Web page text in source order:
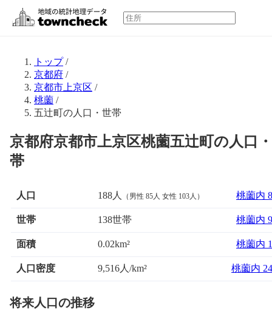
トップ/
京都府 /
京都市上京区 /
桃薗 /
五辻町の人口・世帯
京都府京都市上京区桃薗五辻町の人口
帯
人口 188人 （男性 85人 女性 103人） 桃薗内
世帯 138世帯 桃薗内
面積 0.02km² 桃薗内
人口密度 9,516人/km² 桃薗内
将来人口の推移